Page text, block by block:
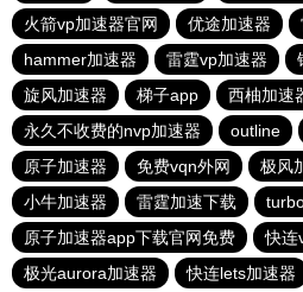
火箭vp加速器官网
优途加速器
hammer加速器
雷霆vp加速器
旋风加速器
梯子app
西柚加速
永久不收费的nvp加速器
outline
原子加速器
免费vqn外网 极风
小牛加速器
雷霆加速下载
原子加速器app下载官网免费
快连
极光aurora加速器
快连lets加速器